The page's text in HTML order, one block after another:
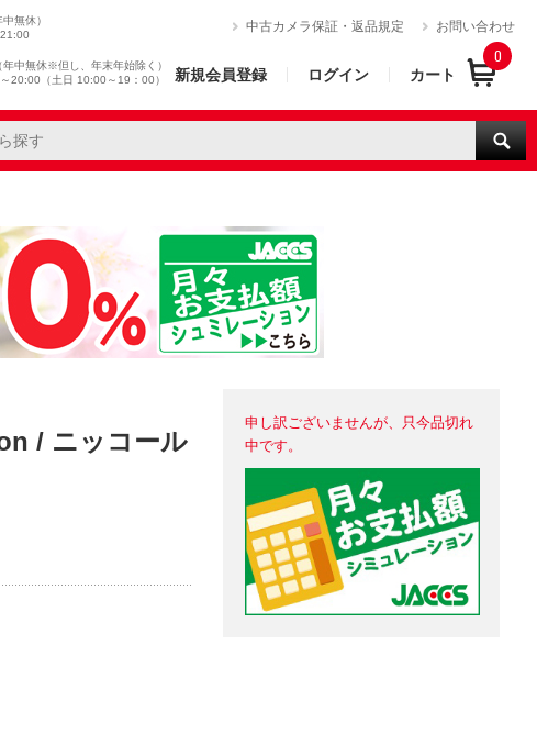
無休）
年中無休※但し、年末年始除く）
20:00（土日 10:00～19：00）
中古カメラ保証・返品規定 お問い合わせ
新規会員登録 ログイン カート
0
/ ニッコール
申し訳ございませんが、只今品切れ
中です。